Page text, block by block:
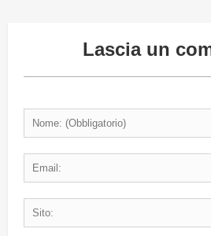
Lascia un